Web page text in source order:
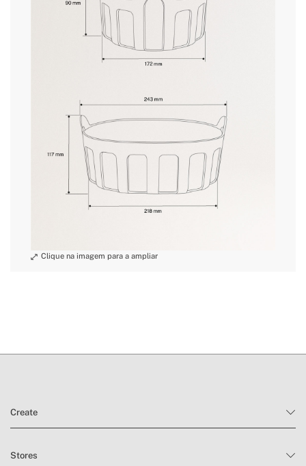
» Utilização prevista Todos os tipos de alimentos
condições de devolução
Create
Stores